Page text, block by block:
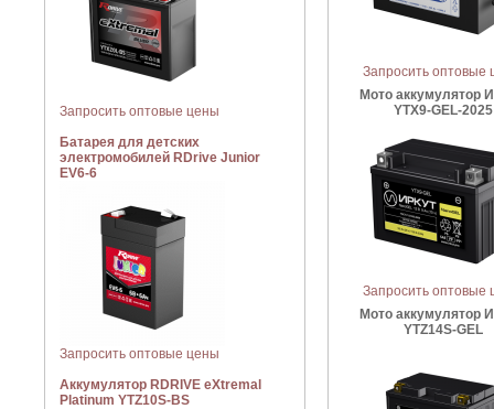
Запросить оптовые цены
Батарея для детских
электромобилей RDrive Junior
EV6-6
Запросить оптовые цены
Аккумулятор RDRIVE eXtremal
Platinum YTZ10S-BS
Запросить оптовые
Мото аккумулятор
YTX9-GEL-2025
Запросить оптовые
Мото аккумулятор
YTZ14S-GEL